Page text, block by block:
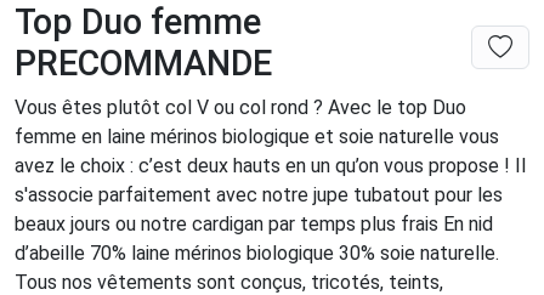
Top Duo femme
PRECOMMANDE
Vous êtes plutôt col V ou col rond ? Avec le top Duo
femme en laine mérinos biologique et soie naturelle vous
avez le choix : c’est deux hauts en un qu’on vous propose ! Il
s'associe parfaitement avec notre jupe tubatout pour les
beaux jours ou notre cardigan par temps plus frais En nid
d’abeille 70% laine mérinos biologique 30% soie naturelle.
Tous nos vêtements sont conçus, tricotés, teints,